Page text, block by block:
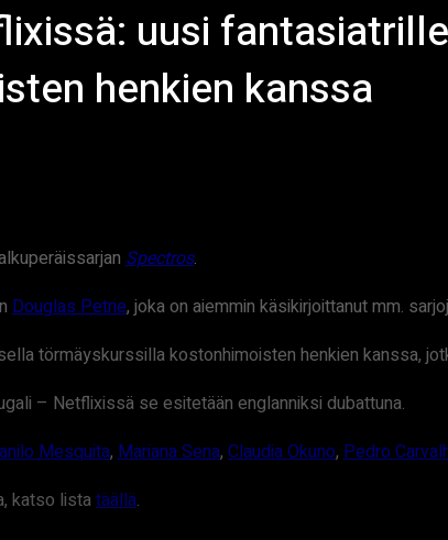
uusi
henkien kanssa
Spectros.
Douglas Petrie, joka on aiemmin käsikirjoittanut mm.
törmäyskurssilla kostonhimoisten henkien kanssa,
– Netflixissä se esitetään englanniksi dubattuna.
Mesquita, Mariana Sena, Claudia Okuno, Pedro
katso listatäällä.